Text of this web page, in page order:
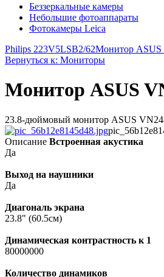
Беззеркальные камеры
Небольшие фотоаппараты
Фотокамеры Leica
Philips 223V5LSB2/62Монитор ASUS
Вернуться к: Мониторы
Монитор ASUS
23.8-дюймовый монитор ASUS
Описание Встроенная акустика
Да
Выход на наушники
Да
Диагональ экрана
23.8" (60.5см)
Динамическая контрастность к 1
80000000
Количество динамиков